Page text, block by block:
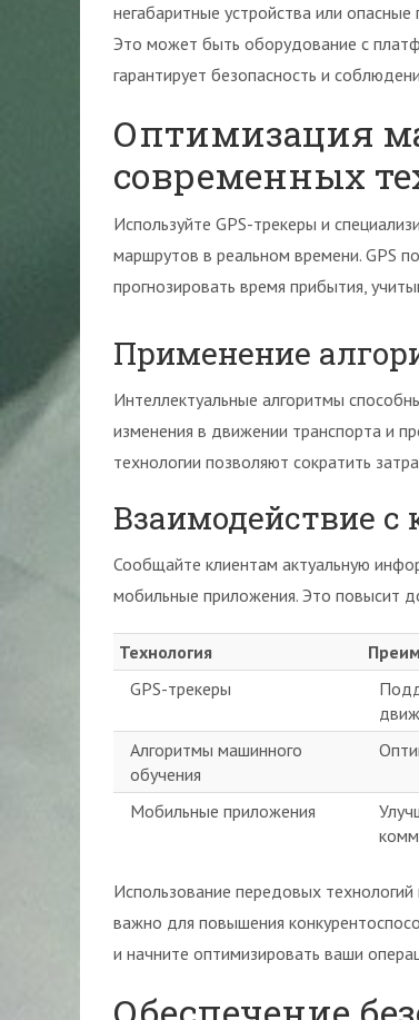
негабаритные устройства или
Это может быть оборудование с
гарантирует безопасность и
Оптимизация
современных
Используйте GPS-трекеры и
маршрутов в реальном времени. GPS
прогнозировать время прибытия,
Применение
Интеллектуальные алгоритмы
изменения в движении транспорта и
технологии позволяют сократить
Взаимодействие с
Сообщайте клиентам актуальную
мобильные приложения. Это повысит
Технология
GPS-трекеры
Алгоритмы машинного
обучения
Мобильные приложения
Использование передовых технологий
важно для повышения
и начните оптимизировать ваши